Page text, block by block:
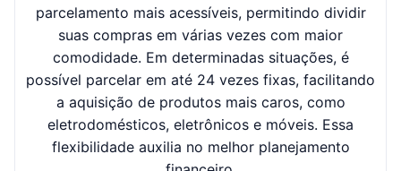
parcelamento mais acessíveis, permitindo dividir
suas compras em várias vezes com maior
comodidade. Em determinadas situações, é
possível parcelar em até 24 vezes fixas, facilitando
a aquisição de produtos mais caros, como
eletrodomésticos, eletrônicos e móveis. Essa
flexibilidade auxilia no melhor planejamento